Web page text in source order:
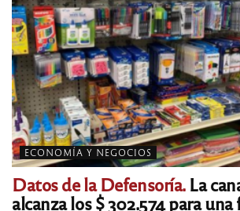
ECONOMÍA Y NEGOCIOS
Datos de la Defensoría.La
alcanza los $ 302.574 para